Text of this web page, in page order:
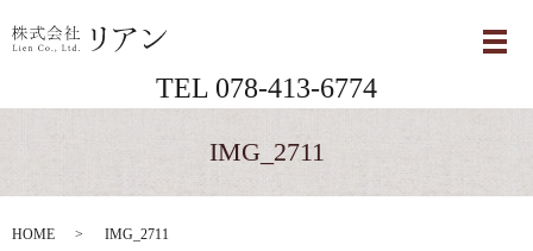
メ
TEL 078-413-6774
IMG_2711
HOME IMG_2711